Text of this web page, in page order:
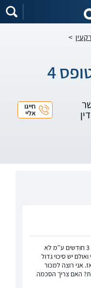
>
4
חייגו
אליי
אני מחויב למכור דירה ראשונה שלי תוך 3 חודשים ע"מ לא
יש סיכוי גדול
ולא יוציא טופס 4 עד אז. אני רוצה למכור
4 מה האפשרויות? האם צריך הסכמה